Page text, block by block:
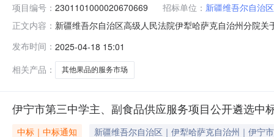
项目编号： 2301101000020670669 招标单位： 新疆维吾尔自治
正文内容： 新疆维吾尔自治区高级人民法院伊犁哈萨克自治州分院
购计划文号:采购计划金额（元）:项目所在行政区划编码
发布时间： 2025-04-18 15:01
相关产品：
其他果品的服务市场
伊宁市第三中学主、副食品供应服务项目公开遴选中
中标｜中标通知
新疆维吾尔自治区｜伊犁哈萨克自治州｜伊宁市